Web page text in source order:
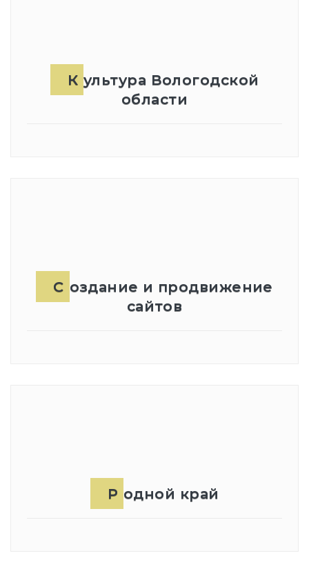
Культура Вологодской
области
Создание и продвижение
сайтов
Родной край